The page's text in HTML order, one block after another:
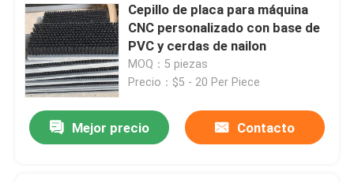
Cepillo de placa para máquina
CNC personalizado con base de
PVC y cerdas de nailon
MOQ：5 piezas
Precio：$5 - 20 Per Piece
Mejor precio Contacto